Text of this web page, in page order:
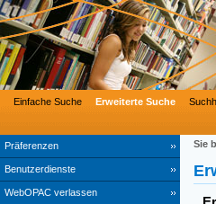
Präferenzen
Benutzerdienste
WebOPAC verlassen
Einfache Suche Erweiterte Suche
Sie